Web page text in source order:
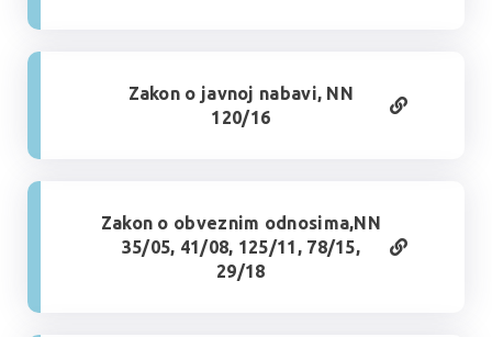
Zakon o javnoj nabavi, NN
120/16
Zakon o obveznim odnosima,NN
35/05, 41/08, 125/11, 78/15,
29/18